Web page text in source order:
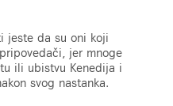
jeste da su oni koji
jer mnoge
ili ubistvu Kenedija i
svog nastanka.